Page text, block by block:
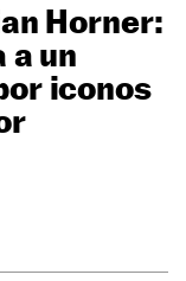
Horner:
a un
iconos